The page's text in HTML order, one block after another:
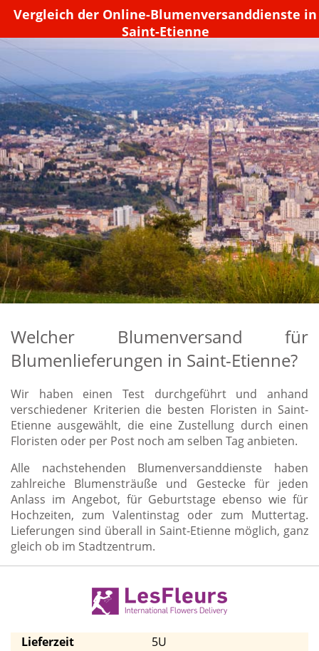
Vergleich der Online-Blumenversanddienste in
Saint-Etienne
Welcher Blumenversand für
Blumenlieferungen in Saint-Etienne?
Wir haben einen Test durchgeführt und anhand
verschiedener Kriterien die besten Floristen in Saint-
Etienne ausgewählt, die eine Zustellung durch einen
Floristen oder per Post noch am selben Tag anbieten.
Alle nachstehenden Blumenversanddienste haben
zahlreiche Blumensträuße und Gestecke für jeden
Anlass im Angebot, für Geburtstage ebenso wie für
Hochzeiten, zum Valentinstag oder zum Muttertag.
Lieferungen sind überall in Saint-Etienne möglich, ganz
gleich ob im Stadtzentrum.
Lieferzeit
5U